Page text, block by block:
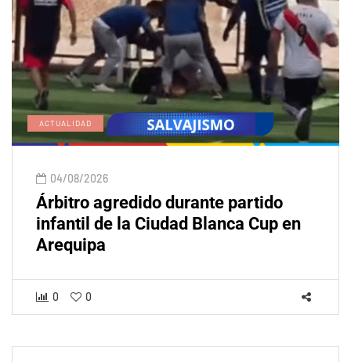
ACTUALIDAD
04/08/2026
Árbitro agredido durante partido
infantil de la Ciudad Blanca Cup en
Arequipa
0 0